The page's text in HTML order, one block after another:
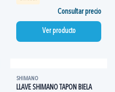
Consultar precio
Ver producto
SHIMANO
LLAVE SHIMANO TAPON BIELA